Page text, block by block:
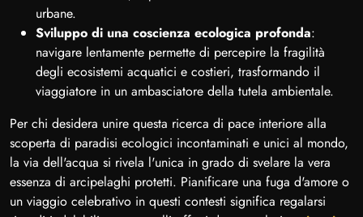
urbane.
Sviluppo di una coscienza ecologica profonda:
navigare lentamente permette di percepire la fragilità
degli ecosistemi acquatici e costieri, trasformando il
viaggiatore in un ambasciatore della tutela ambientale.
Per chi desidera unire questa ricerca di pace interiore alla
scoperta di paradisi ecologici incontaminati e unici al mondo,
la via dell'acqua si rivela l'unica in grado di svelare la vera
essenza di arcipelaghi protetti. Pianificare una fuga d'amore o
un viaggio celebrativo in questi contesti significa regalarsi